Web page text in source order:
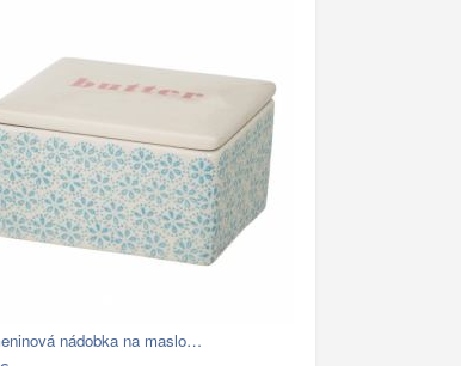
nádobka na maslo…